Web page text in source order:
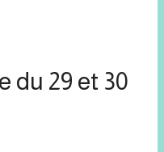
du 29 et 30